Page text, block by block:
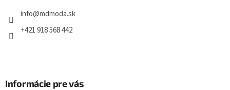
info@mdmoda.sk
+421 918 568 442
Informácie pre vás